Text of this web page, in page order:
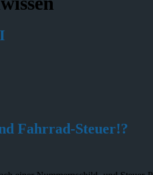
Fahrrad-Steuer!?